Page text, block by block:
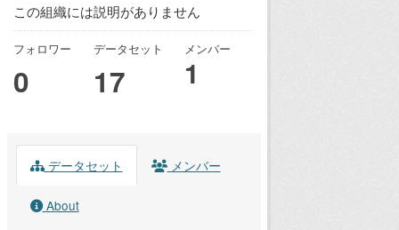
この組織には説明がありません
フォロワー
0
データセット
17
メンバー
1
データセット メンバー
About